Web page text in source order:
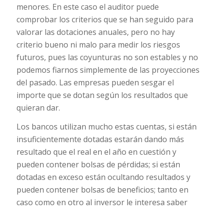
menores. En este caso el auditor puede
comprobar los criterios que se han seguido para
valorar las dotaciones anuales, pero no hay
criterio bueno ni malo para medir los riesgos
futuros, pues las coyunturas no son estables y no
podemos fiarnos simplemente de las proyecciones
del pasado. Las empresas pueden sesgar el
importe que se dotan según los resultados que
quieran dar.
Los bancos utilizan mucho estas cuentas, si están
insuficientemente dotadas estarán dando más
resultado que el real en el año en cuestión y
pueden contener bolsas de pérdidas; si están
dotadas en exceso están ocultando resultados y
pueden contener bolsas de beneficios; tanto en
caso como en otro al inversor le interesa saber